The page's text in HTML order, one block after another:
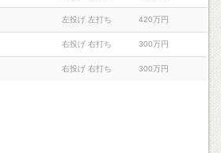
左投げ 左打ち 420万円
右投げ 右打ち 300万円
右投げ 右打ち 300万円